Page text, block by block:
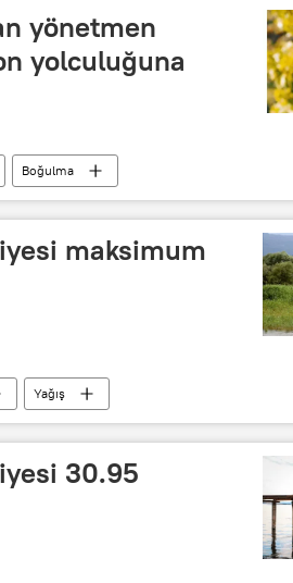
yönetmen
yolculuğuna
Boğulma
maksimum
Yağış
30.95